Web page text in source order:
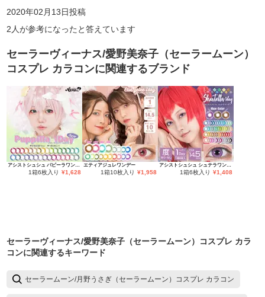
2020年02月13日投稿
2 人が参考になったと答えています
セーラーヴィーナス/愛野美奈子（セーラームーン）
コスプレ カラコンに関連するブランド
アシストシュシュ パピーラワンデー
1箱6枚入り ¥1,628
エティアジュレワンデー
1箱10枚入り ¥1,958
アシストシュシュ シュテラワンデー
1箱6枚入り ¥1,408
セーラーヴィーナス/愛野美奈子（セーラームーン）コスプレ カラ
コンに関連するキーワード
セーラームーン/月野うさぎ（セーラームーン）コスプレ カラコン